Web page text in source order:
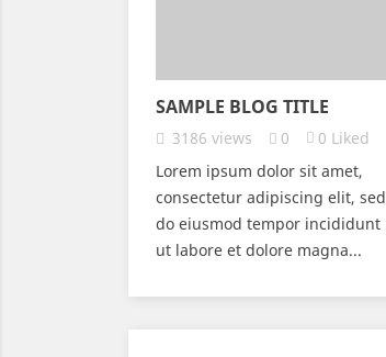
SAMPLE BLOG TITLE
3186 views 0 0 Liked
Lorem ipsum dolor sit amet,
consectetur adipiscing elit, sed
do eiusmod tempor incididunt
ut labore et dolore magna...